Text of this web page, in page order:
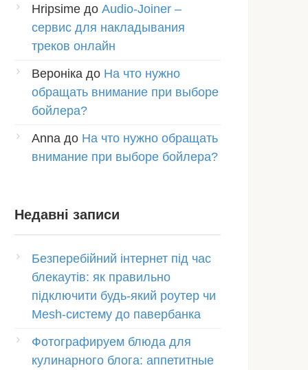
Hripsime до Audio-Joiner –
сервис для накладывания
треков онлайн
Вероніка до На что нужно
обращать внимание при выборе
бойлера?
Anna до На что нужно обращать
внимание при выборе бойлера?
Недавні записи
Безперебійний інтернет під час
блекаутів: як правильно
підключити будь-який роутер чи
Mesh-систему до павербанка
Фотографируем блюда для
кулинарного блога: аппетитные